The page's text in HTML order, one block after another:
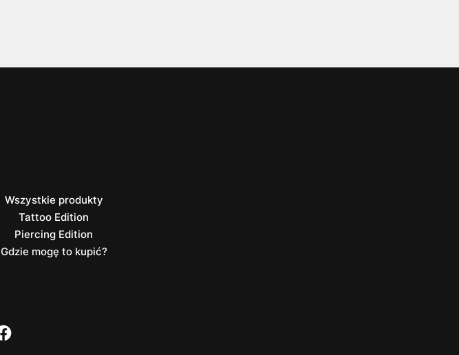
Wszystkie produkty
Tattoo Edition
Piercing Edition
Gdzie mogę to kupić?